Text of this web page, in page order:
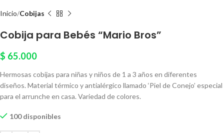
Inicio Cobijas
Cobija para Bebés “Mario Bros”
$ 65.000
Hermosas cobijas para niñas y niños de 1 a 3 años en diferentes
diseños. Material térmico y antialérgico llamado ‘Piel de Conejo’ especial
para el arrunche en casa. Variedad de colores.
100 disponibles